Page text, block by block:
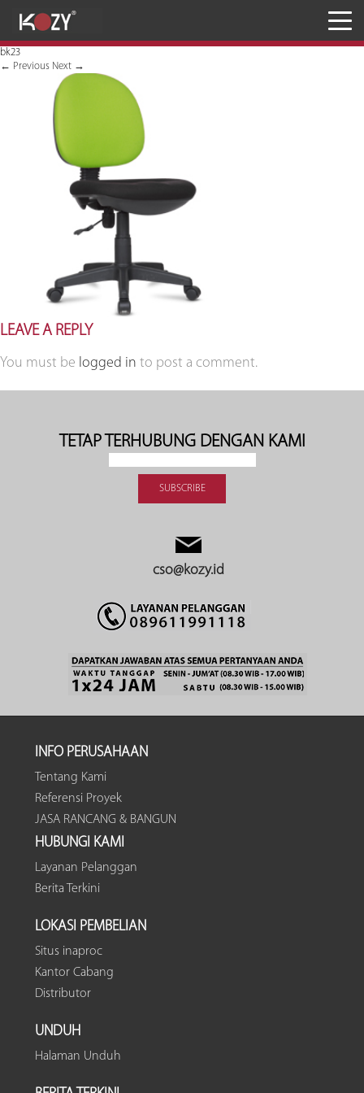
bk23
← Previous Next →
LEAVE A REPLY
You must be logged in to post a comment.
TETAP TERHUBUNG DENGAN KAMI
cso@kozy.id
INFO PERUSAHAAN
Tentang Kami
Referensi Proyek
JASA RANCANG & BANGUN
HUBUNGI KAMI
Layanan Pelanggan
Berita Terkini
LOKASI PEMBELIAN
Situs inaproc
Kantor Cabang
Distributor
UNDUH
Halaman Unduh
Penyimpanan
JASA RANCANG & BANGUN
Inaproc Site